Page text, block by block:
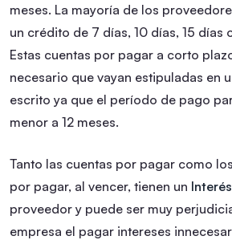
meses. La mayoría de los
un crédito de 7 días, 10 días, 15 días
Estas cuentas por pagar a corto
necesario que vayan estipuladas en
escrito ya que el período de pago
menor a 12 meses.
Tanto las cuentas por pagar como
por pagar, al vencer, tienen un Interés
proveedor y puede ser muy
empresa el pagar intereses